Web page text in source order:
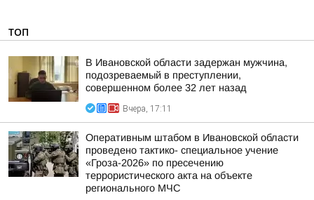
ТОП
В Ивановской области задержан мужчина,
подозреваемый в преступлении,
совершенном более 32 лет назад
Вчера, 17:11
Оперативным штабом в Ивановской области
проведено тактико- специальное учение
«Гроза-2026» по пресечению
террористического акта на объекте
регионального МЧС